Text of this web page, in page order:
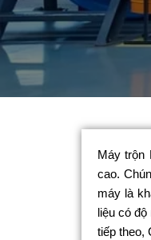
Máy trộn
cao.
máy là
liệu có
tiếp theo,